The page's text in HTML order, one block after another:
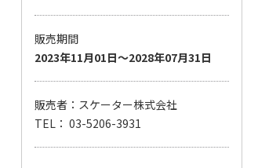
販売期間
2023年11月01日～2028年07月31日
販売者：スケーター株式会社
TEL： 03-5206-3931